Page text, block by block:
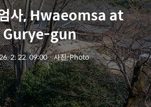
사, Hwaeomsa at
Gurye-gun
2. 22. 09:00ㆍ사진-Photo